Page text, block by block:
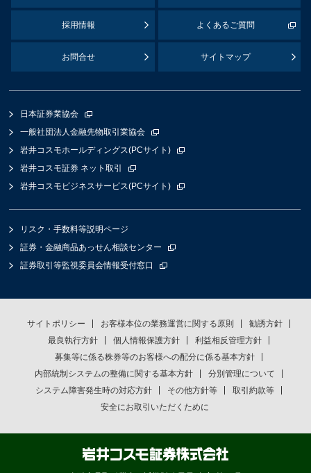
採用情報 よくあるご質問
お問合せ サイトマップ
日本証券業協会
一般社団法人金融先物取引業協会
岩井コスモホールディングス(PCサイト)
岩井コスモ証券 ネット取引
岩井コスモビジネスサービス(PCサイト)
リスク・手数料等説明ページ
証券・金融商品あっせん相談センター
証券取引等監視委員会情報受付窓口
サイトポリシー お客様本位の業務運営に関する原則
勧誘方針
最良執行方針
個人情報保護方針
利益相反管理方針
募集等に係る株券等のお客様への配分に係る基本方針
内部統制システムの整備に関する基本方針
分別管理について
システム障害発生時の対応方針
その他方針等
取引約款等
安全にお取引いただくために